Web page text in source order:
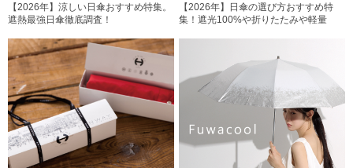
【2026年】涼しい日傘おすすめ特集。
遮熱最強日傘徹底調査！
【2026年】日傘の選び方おすすめ特
集！遮光100%や折りたたみや軽量